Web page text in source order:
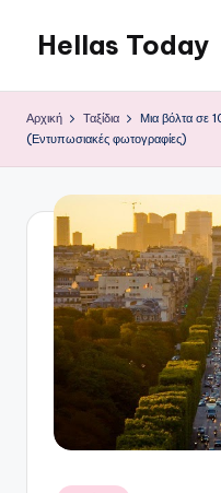
Μετάβαση
περιεχόμενο
Hellas Today
Αρχική Ταξίδια
Μια βόλτα σε
(Εντυπωσιακές φωτογραφίες)